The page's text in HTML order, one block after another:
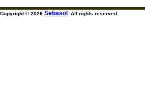
Copyright © 2026 Sebasol . All rights reserved.